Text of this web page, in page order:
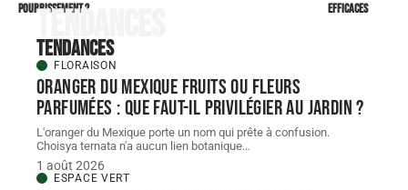
pourrissement ?
efficaces
Tendances
Tendances
FLORAISON
Oranger du Mexique fruits ou fleurs
parfumées : que faut-il privilégier au jardin ?
L'oranger du Mexique porte un nom qui prête à confusion.
Choisya ternata n'a aucun lien botanique…
1 août 2026
ESPACE VERT